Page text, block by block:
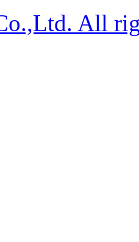
All